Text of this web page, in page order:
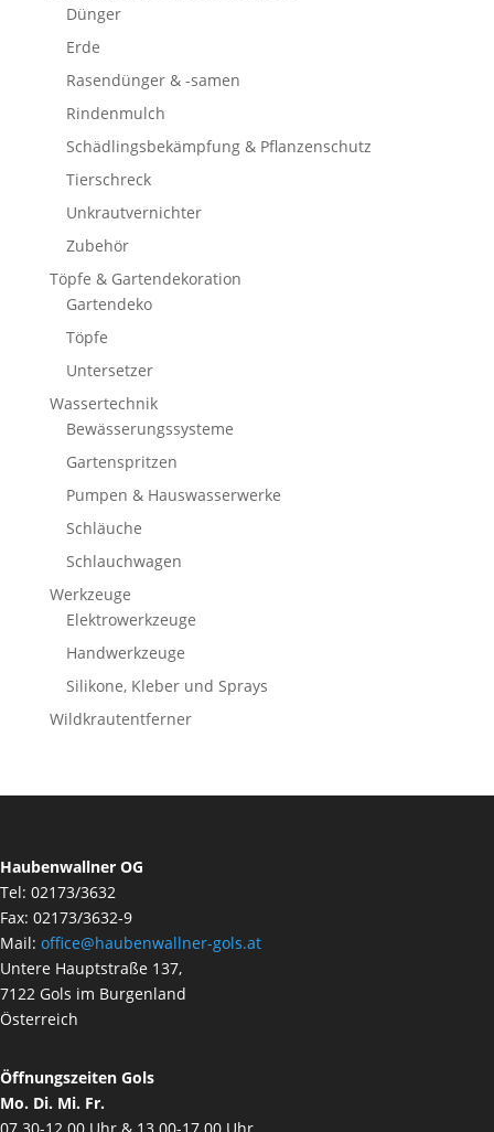
Dünger
Erde
Rasendünger & -samen
Rindenmulch
Schädlingsbekämpfung & Pflanzenschutz
Tierschreck
Unkrautvernichter
Zubehör
Töpfe & Gartendekoration
Gartendeko
Töpfe
Untersetzer
Wassertechnik
Bewässerungssysteme
Gartenspritzen
Pumpen & Hauswasserwerke
Schläuche
Schlauchwagen
Werkzeuge
Elektrowerkzeuge
Handwerkzeuge
Silikone, Kleber und Sprays
Wildkrautentferner
Haubenwallner OG
Tel: 02173/3632
Fax: 02173/3632-9
Mail: office@haubenwallner-gols.at
Untere Hauptstraße 137,
7122 Gols im Burgenland
Österreich
Öffnungszeiten Gols
Mo. Di. Mi. Fr.